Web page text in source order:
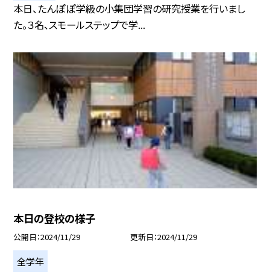
本日、たんぽぽ学級の小集団学習の研究授業を行いまし
た。３名、スモールステップで学...
本日の登校の様子
公開日 2024/11/29 更新日 2024/11/29
全学年